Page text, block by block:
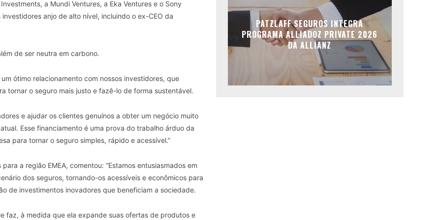
a Mundi Ventures, a Eka Ventures e o Sony
anjo de alto nível, incluindo o ex-CEO da
de ser neutra em carbono.
ótimo relacionamento com nossos investidores, que
tornar o seguro mais justo e fazê-lo de forma sustentável.
e ajudar os clientes genuínos a obter um negócio muito
Esse financiamento é uma prova do trabalho árduo da
para tornar o seguro simples, rápido e acessível.”
a região EMEA, comentou: “Estamos entusiasmados em
dos seguros, tornando-os acessíveis e econômicos para
de investimentos inovadores que beneficiam a sociedade.
faz, à medida que ela expande suas ofertas de produtos e
PATZLAFF SEGUROS INTEGRA
PROGRAMA ALLIADOZ PRIVATE 2026
DA ALLIANZ